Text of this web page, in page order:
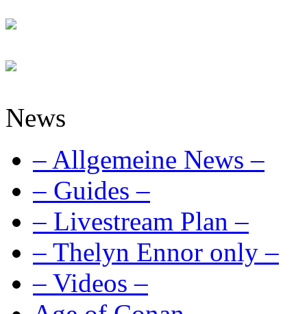
News
– Allgemeine News –
– Guides –
– Livestream Plan –
– Thelyn Ennor only –
– Videos –